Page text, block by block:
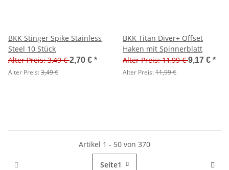
BKK Stinger Spike Stainless
Steel 10 Stück
Alter Preis: 3,49 €2,70 € *
Alter Preis:3,49 €
BKK Titan Diver+ Offset
Haken mit Spinnerblatt
Alter Preis: 11,99 €9,17 € *
Alter Preis:11,99 €
Artikel 1 - 50 von 370
Seite1